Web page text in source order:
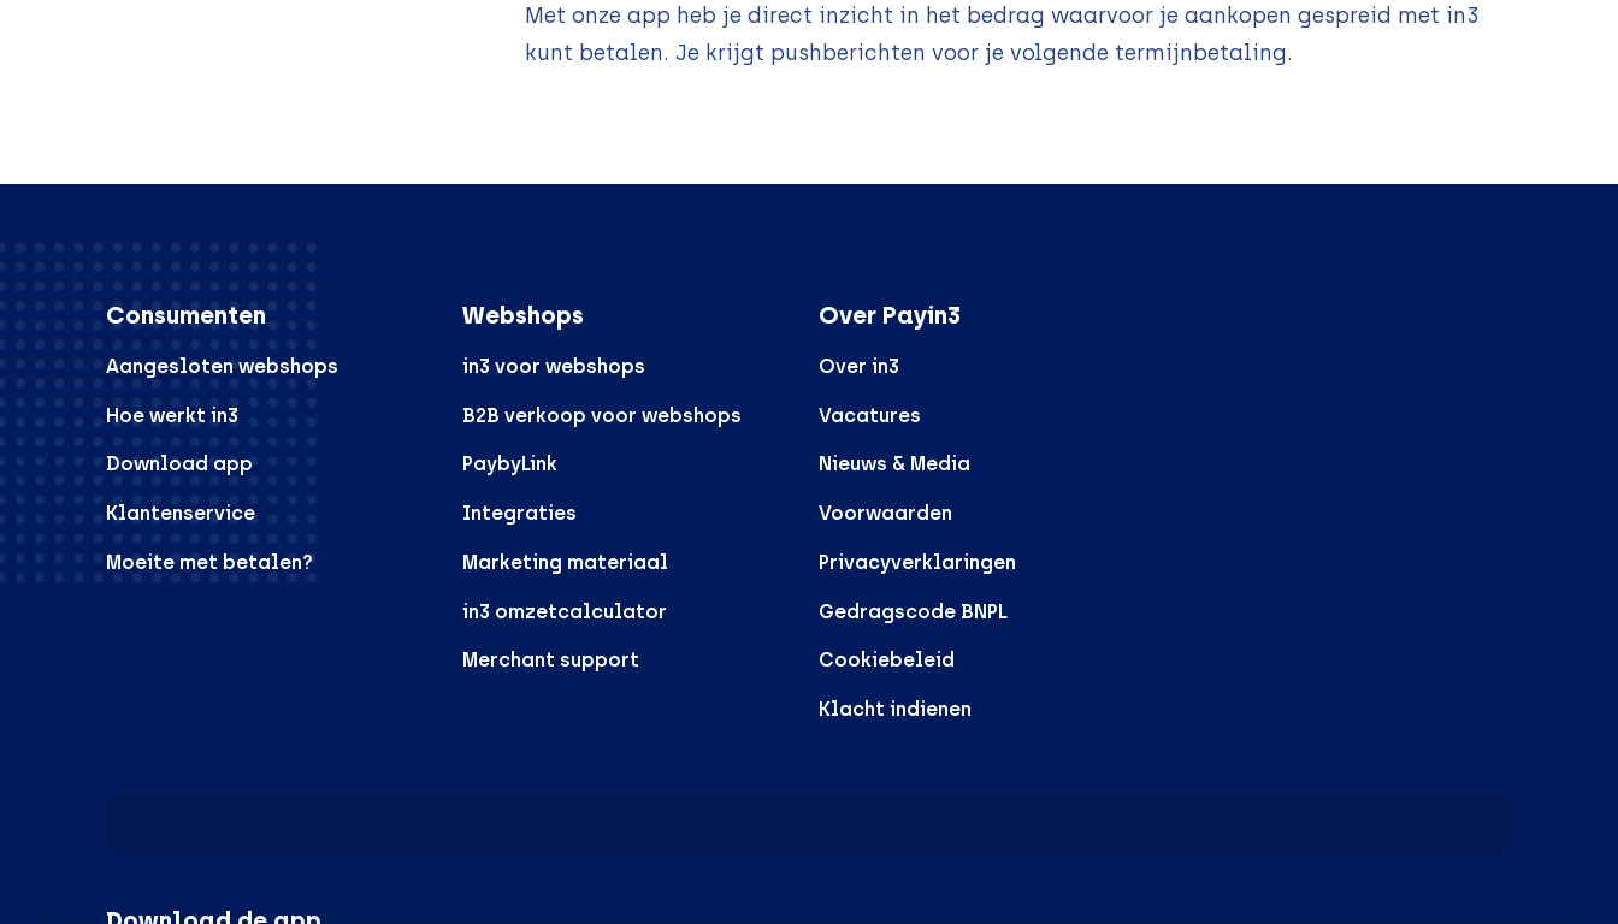
Met onze app heb je direct inzicht in het bedrag waarvoor je aankopen gespreid met in3
kunt betalen. Je krijgt pushberichten voor je volgende termijnbetaling.
Consumenten
Aangesloten webshops
Hoe werkt in3
Download app
Klantenservice
Moeite met betalen?
Webshops
in3 voor webshops
B2B verkoop voor webshops
PaybyLink
Integraties
Marketing materiaal
in3 omzetcalculator
Merchant support
Over Payin3
Over in3
Vacatures
Nieuws & Media
Voorwaarden
Privacyverklaringen
Gedragscode BNPL
Cookiebeleid
Klacht indienen